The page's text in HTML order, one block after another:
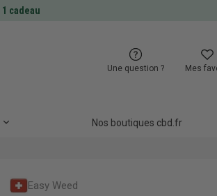
1 cadeau
Une question ? Mes
Nos boutiques cbd.fr
Easy Weed